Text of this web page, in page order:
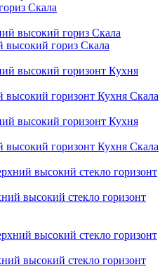
Скала
гориз Скала
горизонт Кухня Скала
горизонт Кухня Скала
высокий стекло горизонт
высокий стекло горизонт